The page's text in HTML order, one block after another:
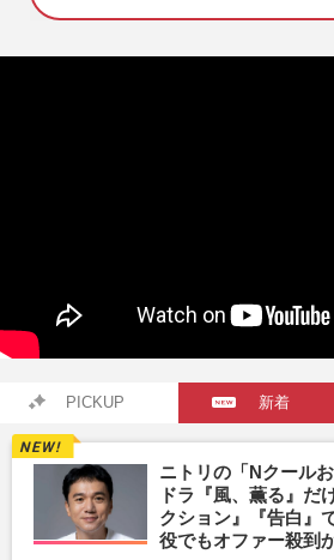
PICKUP 新着
ニトリの「Nクール
ドラ『風、薫る』だ
クション』『告白』
役でもオファー殺到